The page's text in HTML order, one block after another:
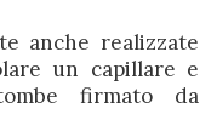
anche realizzate
un capillare e
firmato da